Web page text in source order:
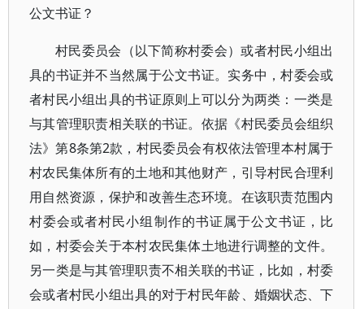
公文书证？
村民委员会（以下简称村委会）或者村民小组出
具的书证并不当然属于公文书证。实务中，村委会或
者村民小组出具的书证原则上可以分为两类：一类是
与其管理职责相关联的书证。依据《村民委员会组织
法》第8条第2款，村民委员会有权依法管理本村属于
村农民集体所有的土地和其他财产，引导村民合理利
用自然资源，保护和改善生态环境。在该职责范围内
村委会或者村民小组制作的书证属于公文书证，比
如，村委会关于本村农民集体土地进行调整的文件。
另一类是与其管理职责不相关联的书证，比如，村委
会或者村民小组出具的对于村民年龄、婚姻状态、下